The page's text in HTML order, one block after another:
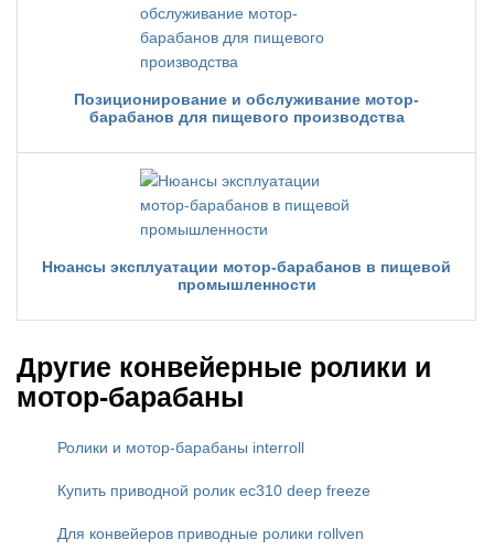
Позиционирование и обслуживание мотор-
барабанов для пищевого производства
Нюансы эксплуатации мотор-барабанов в пищевой
промышленности
Другие конвейерные ролики и
мотор-барабаны
Ролики и мотор-барабаны interroll
Купить приводной ролик ec310 deep freeze
Для конвейеров приводные ролики rollven